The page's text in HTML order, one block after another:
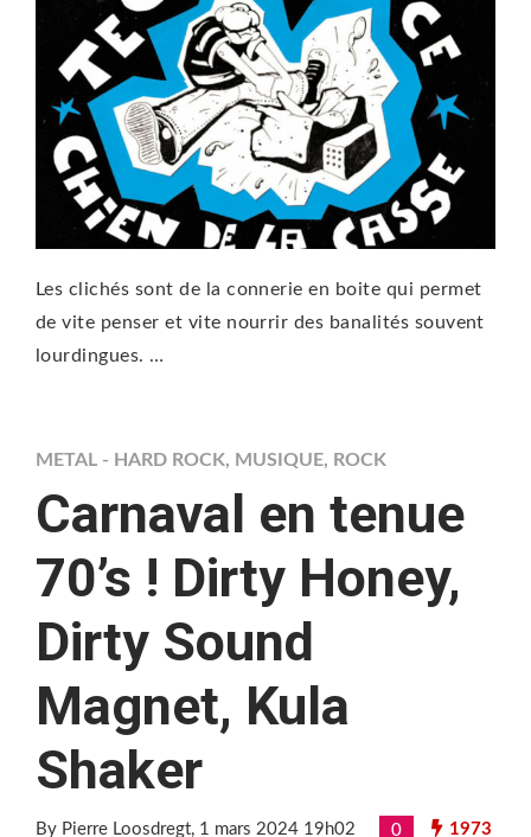
Les clichés sont de la connerie en boite qui permet
de vite penser et vite nourrir des banalités souvent
lourdingues. …
METAL - HARD ROCK, MUSIQUE, ROCK
Carnaval en tenue
70’s ! Dirty Honey,
Dirty Sound
Magnet, Kula
Shaker
By Pierre Loosdregt, 1 mars 2024 19h02 0 1973